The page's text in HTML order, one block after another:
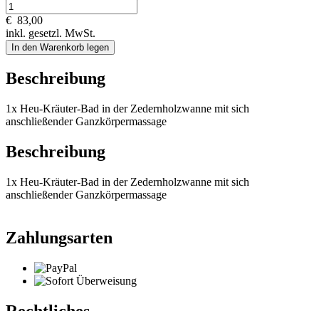
€ 83,00
inkl. gesetzl. MwSt.
In den Warenkorb legen
Beschreibung
1x Heu-Kräuter-Bad in der Zedernholzwanne mit sich
anschließender Ganzkörpermassage
Beschreibung
1x Heu-Kräuter-Bad in der Zedernholzwanne mit sich
anschließender Ganzkörpermassage
Zahlungsarten